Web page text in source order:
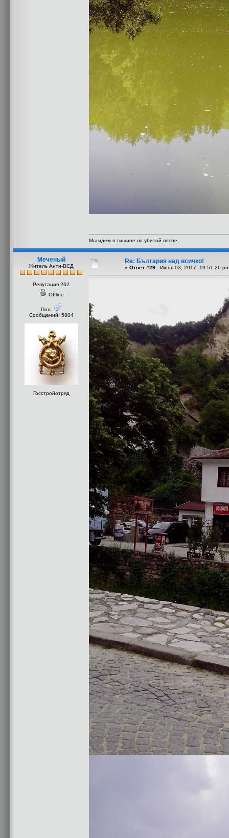
Мы идём в тишине по убитой весне.
Меченый
Житель Анти-ВСД
Репутация 262
Offline
Пол:
Сообщений: 5804
Госстройотряд
Re: България над всичко!
« Ответ #29 : Июня 03, 2017, 19:51:26